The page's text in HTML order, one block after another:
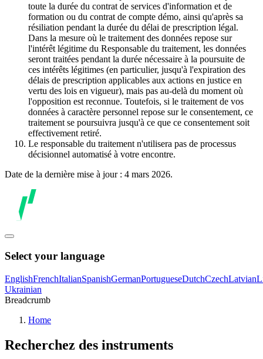
toute la durée du contrat de services d'information et de
formation ou du contrat de compte démo, ainsi qu'après sa
résiliation pendant la durée du délai de prescription légal.
Dans la mesure où le traitement des données repose sur
l'intérêt légitime du Responsable du traitement, les données
seront traitées pendant la durée nécessaire à la poursuite de
ces intérêts légitimes (en particulier, jusqu'à l'expiration des
délais de prescription applicables aux actions en justice en
vertu des lois en vigueur), mais pas au-delà du moment où
l'opposition est reconnue. Toutefois, si le traitement de vos
données à caractère personnel repose sur le consentement, ce
traitement se poursuivra jusqu'à ce que ce consentement soit
effectivement retiré.
Le responsable du traitement n'utilisera pas de processus
décisionnel automatisé à votre encontre.
Date de la dernière mise à jour : 4 mars 2026.
Select your language
EnglishFrenchItalianSpanishGermanPortugueseDutchCzechLatvian
Ukrainian
Breadcrumb
Home
Recherchez des instruments